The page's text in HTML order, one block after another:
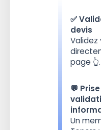
✅
devis
Validez
page 👆.
💬
Un